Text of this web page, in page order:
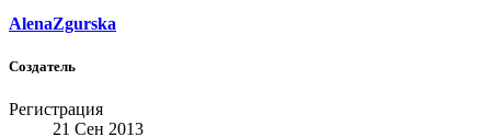
AlenaZgurska
Создатель
Регистрация
21 Сен 2013